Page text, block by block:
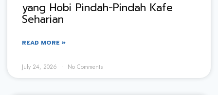
yang Hobi Pindah-Pindah Kafe
Seharian
READ MORE »
July 24, 2026 No Comments